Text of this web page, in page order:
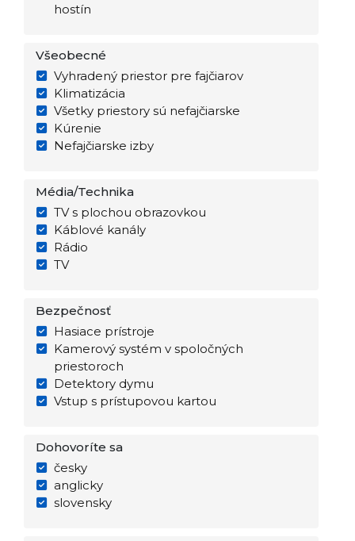
hostín
Všeobecné
Vyhradený priestor pre fajčiarov
Klimatizácia
Všetky priestory sú nefajčiarske
Kúrenie
Nefajčiarske izby
Média/Technika
TV s plochou obrazovkou
Káblové kanály
Rádio
TV
Bezpečnosť
Hasiace prístroje
Kamerový systém v spoločných
priestoroch
Detektory dymu
Vstup s prístupovou kartou
Dohovoríte sa
česky
anglicky
slovensky